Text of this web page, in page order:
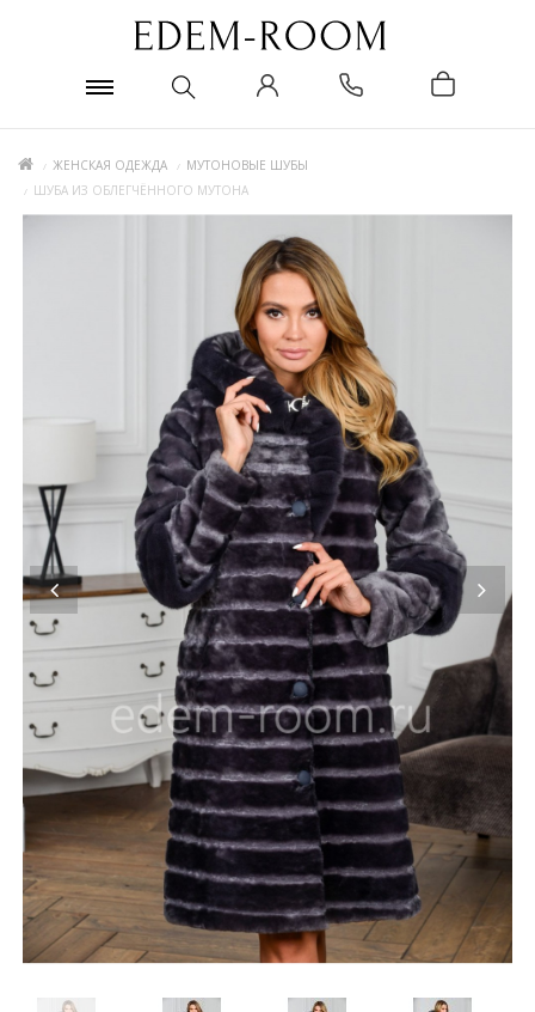
ЖЕНСКАЯ ОДЕЖДА
МУТОНОВЫЕ ШУБЫ
ШУБА ИЗ ОБЛЕГЧЁННОГО МУТОНА